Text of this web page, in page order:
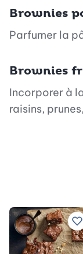
Brownies
Parfumer la
Brownies
Incorporer à
raisins,